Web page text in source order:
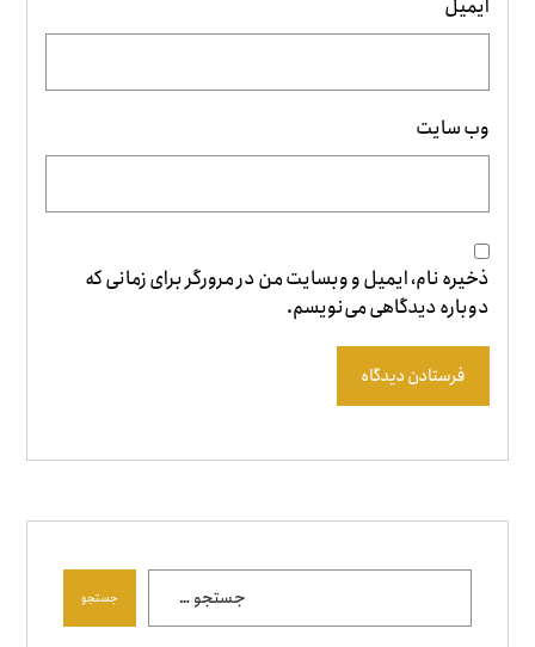
ایمیل
وب‌ سایت
ذخیره نام، ایمیل و وبسایت من در مرورگر برای زمانی که
دوباره دیدگاهی می‌نویسم.